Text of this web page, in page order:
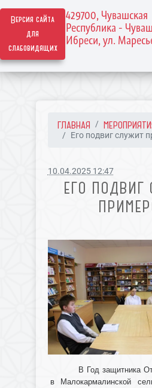
Версия сайта
для
слабовидящих
429700, Чувашская
Республика -
Ибреси, ул.
ГЛАВНАЯ
Его подвиг служит
10.04.2025 12:47
ЕГО ПОДВИГ
В Год защитника
в Малокармалинской